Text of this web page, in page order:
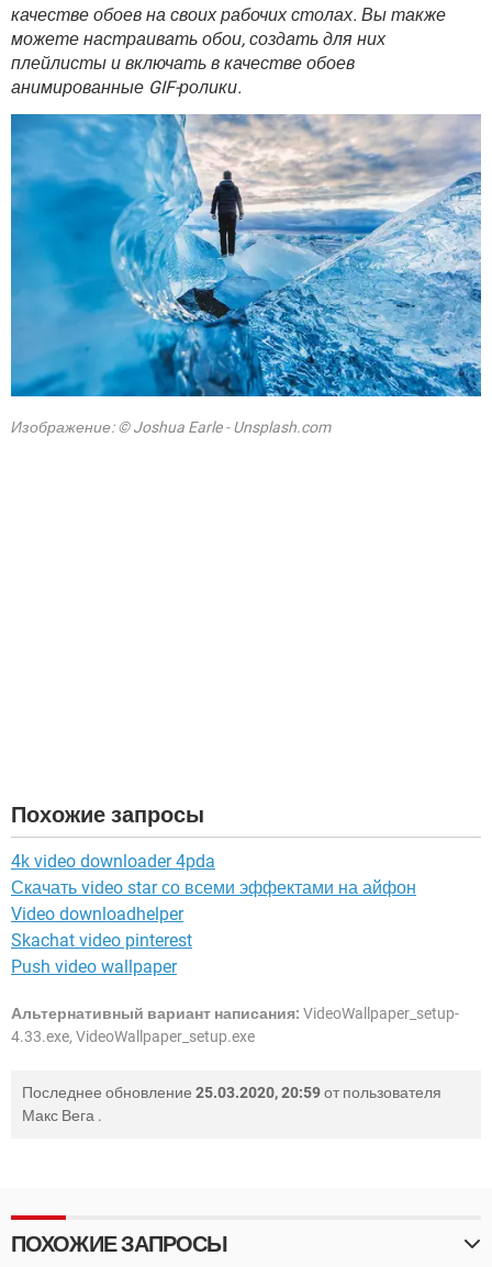
YANDEX
качестве обоев на своих рабочих столах. Вы также
можете настраивать обои, создать для них
плейлисты и включать в качестве обоев
анимированные GIF-ролики.
Изображение: © Joshua Earle - Unsplash.com
Похожие запросы
4k video downloader 4pda
Скачать video star со всеми эффектами на айфон
Video downloadhelper
Skachat video pinterest
Push video wallpaper
Альтернативный вариант написания: VideoWallpaper_setup-
4.33.exe, VideoWallpaper_setup.exe
Последнее обновление 25.03.2020, 20:59от пользователя
Макс Вега .
ПОХОЖИЕ ЗАПРОСЫ